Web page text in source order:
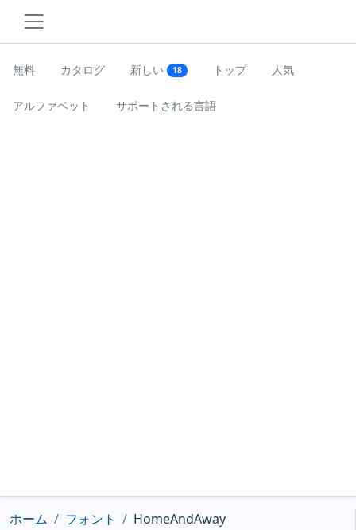
無料 カタログ 新しい 18 トップ 人気
アルファベット サポートされる言語
ホーム フォント HomeAndAway